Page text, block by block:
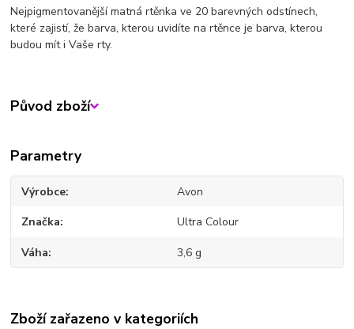
Nejpigmentovanější matná rtěnka ve 20 barevných odstínech,
které zajistí, že barva, kterou uvidíte na rtěnce je barva, kterou
budou mít i Vaše rty.
Původ zboží
Parametry
Výrobce Avon
Značka Ultra Colour
Váha 3,6 g
Zboží zařazeno v kategoriích